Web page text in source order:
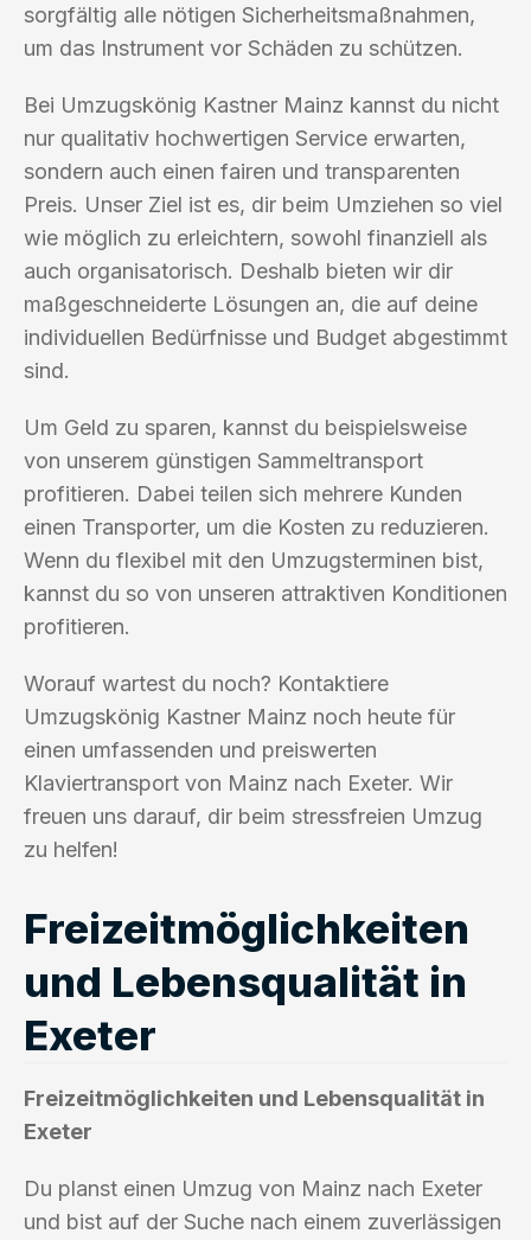
sorgfältig alle nötigen Sicherheitsmaßnahmen,
um das Instrument vor Schäden zu schützen.
Bei Umzugskönig Kastner Mainz kannst du nicht
nur qualitativ hochwertigen Service erwarten,
sondern auch einen fairen und transparenten
Preis. Unser Ziel ist es, dir beim Umziehen so viel
wie möglich zu erleichtern, sowohl finanziell als
auch organisatorisch. Deshalb bieten wir dir
maßgeschneiderte Lösungen an, die auf deine
individuellen Bedürfnisse und Budget abgestimmt
sind.
Um Geld zu sparen, kannst du beispielsweise
von unserem günstigen Sammeltransport
profitieren. Dabei teilen sich mehrere Kunden
einen Transporter, um die Kosten zu reduzieren.
Wenn du flexibel mit den Umzugsterminen bist,
kannst du so von unseren attraktiven Konditionen
profitieren.
Worauf wartest du noch? Kontaktiere
Umzugskönig Kastner Mainz noch heute für
einen umfassenden und preiswerten
Klaviertransport von Mainz nach Exeter. Wir
freuen uns darauf, dir beim stressfreien Umzug
zu helfen!
Freizeitmöglichkeiten
und Lebensqualität in
Exeter
Freizeitmöglichkeiten und Lebensqualität in
Exeter
Du planst einen Umzug von Mainz nach Exeter
und bist auf der Suche nach einem zuverlässigen